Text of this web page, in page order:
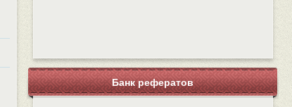
Банк рефератов